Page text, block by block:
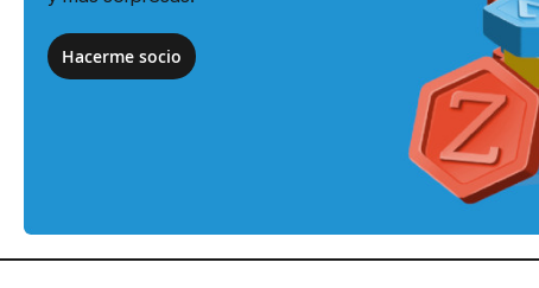
Hacerme socio